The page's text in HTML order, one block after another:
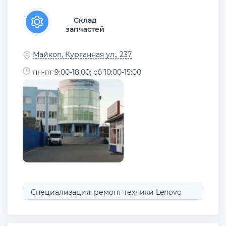
Склад
запчастей
Майкоп, Курганная ул., 237
пн-пт 9:00-18:00; сб 10:00-15:00
Специализация: ремонт техники Lenovo